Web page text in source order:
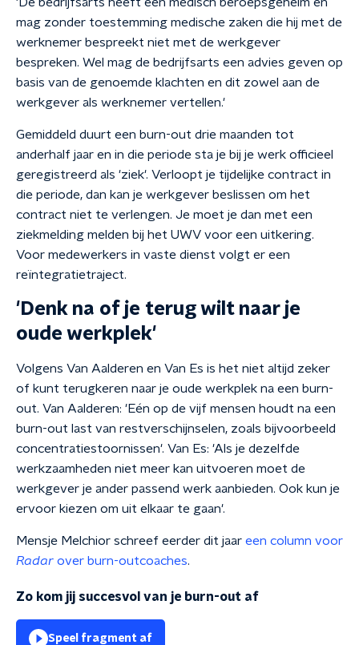
mag zonder toestemming medische zaken die hij met de
werknemer bespreekt niet met de werkgever
bespreken. Wel mag de bedrijfsarts een advies geven op
basis van de genoemde klachten en dit zowel aan de
werkgever als werknemer vertellen.'
Gemiddeld duurt een burn-out drie maanden tot
anderhalf jaar en in die periode sta je bij je werk officieel
geregistreerd als 'ziek'. Verloopt je tijdelijke contract in
die periode, dan kan je werkgever beslissen om het
contract niet te verlengen. Je moet je dan met een
ziekmelding melden bij het UWV voor een uitkering.
Voor medewerkers in vaste dienst volgt er een
reïntegratietraject.
'Denk na of je terug wilt naar je
oude werkplek'
Volgens Van Aalderen en Van Es is het niet altijd zeker
of kunt terugkeren naar je oude werkplek na een burn-
out. Van Aalderen: 'Eén op de vijf mensen houdt na een
burn-out last van restverschijnselen, zoals bijvoorbeeld
concentratiestoornissen'. Van Es: 'Als je dezelfde
werkzaamheden niet meer kan uitvoeren moet de
werkgever je ander passend werk aanbieden. Ook kun je
ervoor kiezen om uit elkaar te gaan'.
Mensje Melchior schreef eerder dit jaar een column voor
Radar over burn-outcoaches.
Zo kom jij succesvol van je burn-out af
Speel fragment af